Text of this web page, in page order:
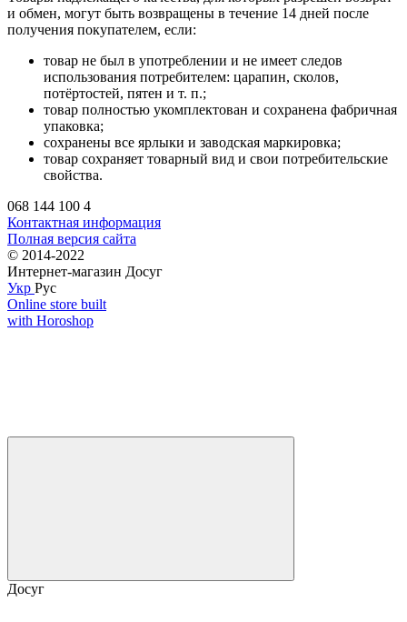
и обмен, могут быть возвращены в течение 14 дней после
получения покупателем, если:
товар не был в употреблении и не имеет следов
использования потребителем: царапин, сколов,
потёртостей, пятен и т. п.;
товар полностью укомплектован и сохранена фабричная
упаковка;
сохранены все ярлыки и заводская маркировка;
товар сохраняет товарный вид и свои потребительские
свойства.
068 144 100 4
Контактная информация
Полная версия сайта
© 2014-2022
Интернет-магазин Досуг
Укр Рус
Online store built
with Horoshop
Досуг